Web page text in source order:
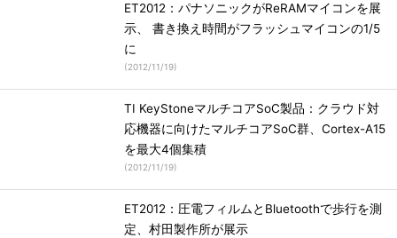
ET2012：パナソニックがReRAMマイコンを展
示、 書き換え時間がフラッシュマイコンの1/5
に
(2012/11/19)
TI KeyStoneマルチコアSoC製品：クラウド対
応機器に向けたマルチコアSoC群、Cortex-A15
を最大4個集積
(2012/11/19)
ET2012：圧電フィルムとBluetoothで歩行を測
定、村田製作所が展示